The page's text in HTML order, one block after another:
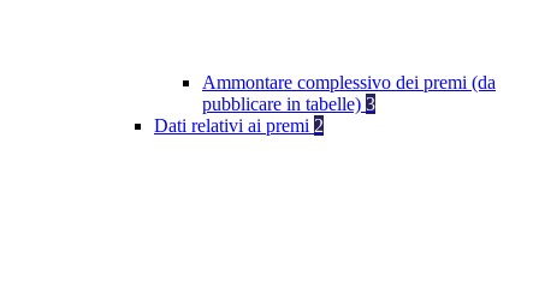
Ammontare complessivo dei premi (da
pubblicare in tabelle) 3
Dati relativi ai premi 2